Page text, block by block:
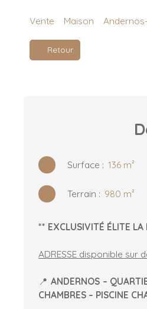
Vente Maison
Retour
Surface : 136 m²
Terrain : 980 m²
** EXCLUSIVITÉ ÉLITE
ADRESSE disponible sur
📍ANDERNOS –
CHAMBRES – PISCINE